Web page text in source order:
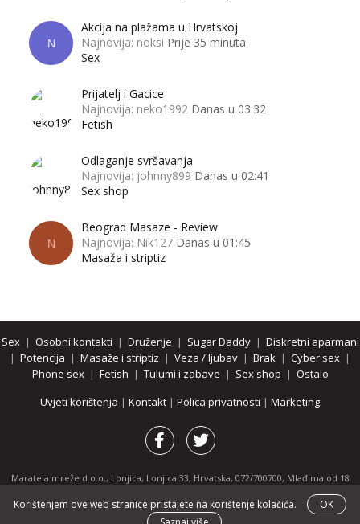
N
Akcija na plažama u Hrvatskoj
Najnovija: noksi Prije 35 minuta
Sex
Prijatelj i Gacice
Najnovija: neko1992 Danas u 03:32
Fetish
Odlaganje svršavanja
Najnovija: johnny899 Danas u 02:41
Sex shop
N
Beograd Masaze - Review
Najnovija: Nik127 Danas u 01:45
Masaža i striptiz
Sex| Osobni kontakti | Druženje | Sugar Daddy| Diskretni aparmani
| Potencija | Masaže i striptiz | Veza / ljubav | Brak | Cyber sex |
Phone sex| Fetish | Tulumi i zabave | Sex shop | Ostalo
Uvjeti korištenja | Kontakt | Polica privatnosti | Marketing
Maratela mreže d.o.o., Lonjica, Lonjica 33, Hrvatska, 072/700700, Mlađima od 18
godina zabranjeno je pregledavanje stranice i svih njenih dijelova.
Partnerski portali:osobnikontakti.com|hotline.hr|ThePornDude.com
Korištenjem ove web stranice pristajete na korištenje kolačića.
OK